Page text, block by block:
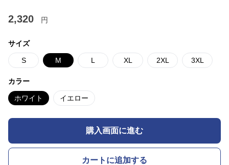
2,320 円
サイズ
S M L XL 2XL 3XL
カラー
ホワイト イエロー
購入画面に進む
カートに追加する